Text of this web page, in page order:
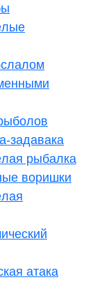
задавака
рыбалка
воришки
атака